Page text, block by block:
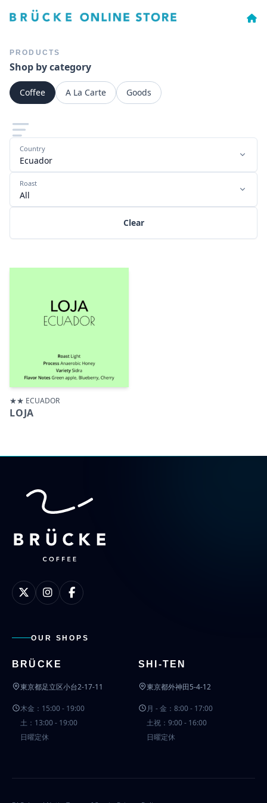
PRODUCTS
Shop by category
Coffee A La Carte Goods
Country
Ecuador
Roast
All
Clear
★★ ECUADOR
LOJA
OUR SHOPS
BRÜCKE
東京都足立区小台2-17-11
木金：15:00 - 19:00
土：13:00 - 19:00
日曜定休
SHI-TEN
東京都外神田5-4-12
月 - 金：8:00 - 17:00
土祝：9:00 - 16:00
日曜定休